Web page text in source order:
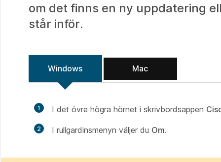
om det finns en ny uppdatering
står inför.
Windows Mac
1 I det övre högra hörnet i skrivbordsappen
2 I rullgardinsmenyn väljer du Om.